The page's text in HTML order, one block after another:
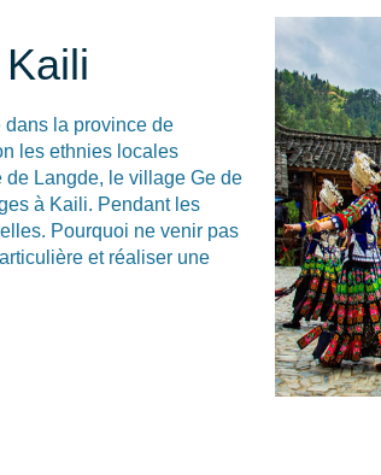
dans la province de
les ethnies locales
Langde, le village Ge de
à Kaili. Pendant les
Pourquoi ne venir pas
et réaliser une